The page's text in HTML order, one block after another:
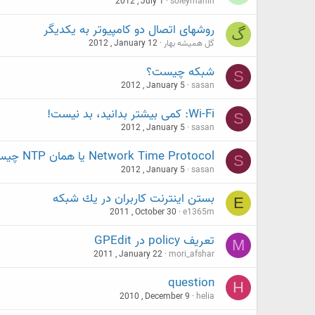
گ روشهای اتصال دو کامپیوتر به یکدیگر
گل همیشه بهار 2012 , January 12
S شبکه چیست؟
sasan
2012 , January 5
S Wi-Fi: کمی بیشتر بدانید، بد نیست!
sasan
2012 , January 5
S Network Time Protocol یا همان NTP چیست؟
sasan
2012 , January 5
E بستن اينترنت كاربران در يك شبكه
e1365m
2011 , October 30
M تعريف policy در GPEdit
mori_afshar
2011 , January 22
H
question
helia
2010 , December 9